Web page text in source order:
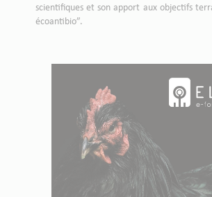
scientifiques et son apport aux objectifs
écoantibio”.